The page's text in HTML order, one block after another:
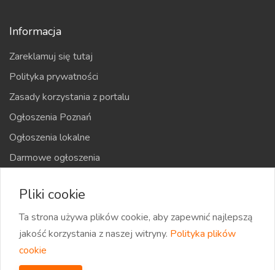
Informacja
Zareklamuj się tutaj
Polityka prywatności
Zasady korzystania z portalu
Ogłoszenia Poznań
Ogłoszenia lokalne
Darmowe ogłoszenia
Mapa strony
2026 eOglaszamy | Wszystkie prawa zastrzeżone
Pliki cookie
Ta strona używa plików cookie, aby zapewnić najlepszą
jakość korzystania z naszej witryny. Polityka plików
cookie